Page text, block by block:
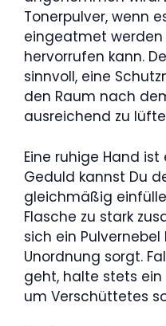
Tonerpulver, wenn
eingeatmet
hervorrufen kann.
sinnvoll, eine
den Raum nach
ausreichend zu
Eine ruhige Hand
Geduld kannst Du
gleichmäßig
Flasche zu stark
sich ein
Unordnung sorgt.
geht, halte stets
um Verschüttetes